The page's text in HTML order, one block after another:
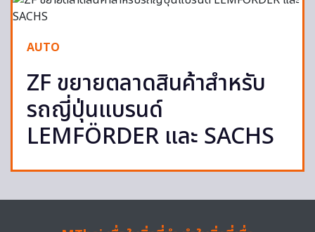
AUTO
ZF ขยายตลาดสินค้าสำหรับ
รถญี่ปุ่นแบรนด์
LEMFÖRDER และ SACHS